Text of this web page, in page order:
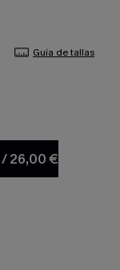
Guía de tallas
/26,00 €